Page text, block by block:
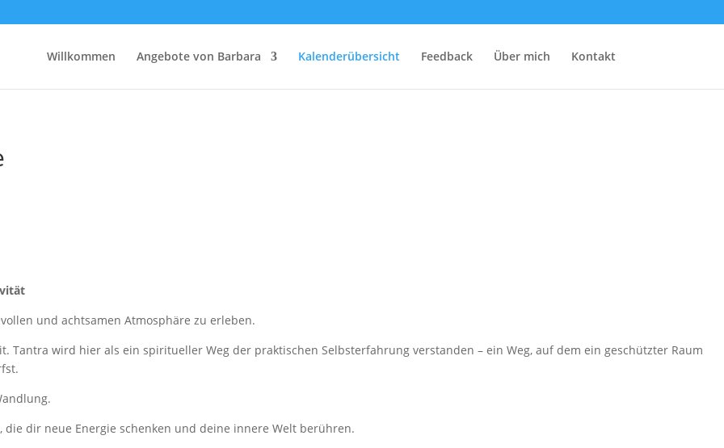
Willkommen Angebote von Barbara Kalenderübersicht Feedback Über mich Kontakt
und achtsamen Atmosphäre zu erleben.
wird hier als ein spiritueller Weg der praktischen Selbsterfahrung verstanden – ein Weg, auf dem ein geschützter Raum
dir neue Energie schenken und deine innere Welt berühren.